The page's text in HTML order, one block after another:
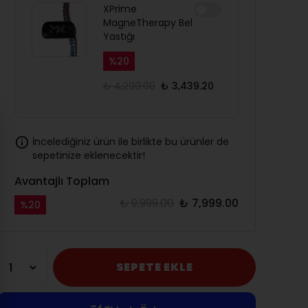
XPrime
MagneTherapy Bel
Yastığı
%20
₺ 3,439.20
İncelediğiniz ürün ile birlikte bu ürünler de
sepetinize eklenecektir!
Avantajlı Toplam
%20 ₺ 7,999.00
SEPETE EKLE